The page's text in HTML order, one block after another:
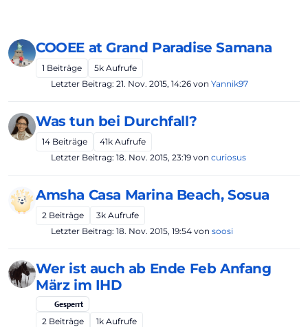
COOEE at Grand Paradise Samana
1 Beiträge 5k Aufrufe
Letzter Beitrag: 21. Nov. 2015, 14:26 von Yannik97
Was tun bei Durchfall?
14 Beiträge 41k Aufrufe
Letzter Beitrag: 18. Nov. 2015, 23:19 von curiosus
Amsha Casa Marina Beach, Sosua
2 Beiträge 3k Aufrufe
Letzter Beitrag: 18. Nov. 2015, 19:54 von soosi
Wer ist auch ab Ende Feb Anfang
März im IHD
Gesperrt
2 Beiträge 1k Aufrufe